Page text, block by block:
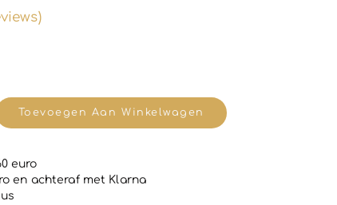
Toevoegen Aan Winkelwagen
euro
en achteraf met Klarna